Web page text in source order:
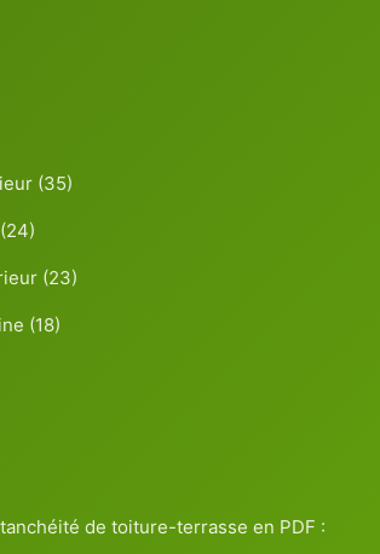
(35)
(24)
(23)
(18)
de toiture-terrasse en PDF :